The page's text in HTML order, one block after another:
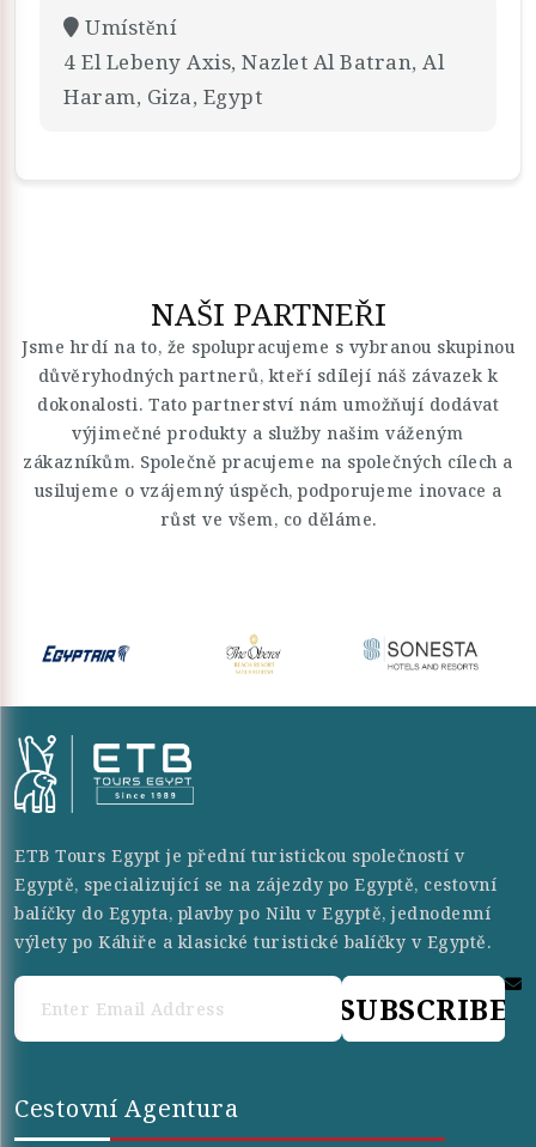
Umístění
4 El Lebeny Axis, Nazlet Al Batran, Al
Haram, Giza, Egypt
NAŠI PARTNEŘI
Jsme hrdí na to, že spolupracujeme s vybranou skupinou
důvěryhodných partnerů, kteří sdílejí náš závazek k
dokonalosti. Tato partnerství nám umožňují dodávat
výjimečné produkty a služby našim váženým
zákazníkům. Společně pracujeme na společných cílech a
usilujeme o vzájemný úspěch, podporujeme inovace a
růst ve všem, co děláme.
ETB Tours Egypt je přední turistickou společností v
Egyptě, specializující se na zájezdy po Egyptě, cestovní
balíčky do Egypta, plavby po Nilu v Egyptě, jednodenní
výlety po Káhiře a klasické turistické balíčky v Egyptě.
SUBSCRIBE
Cestovní Agentura